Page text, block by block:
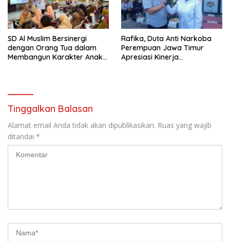
SD Al Muslim Bersinergi
dengan Orang Tua dalam
Membangun Karakter Anak
Rafika, Duta Anti Narkoba
Perempuan Jawa Timur
Apresiasi Kinerja
Tinggalkan Balasan
Alamat email Anda tidak akan dipublikasikan. Ruas yang wajib
ditandai *